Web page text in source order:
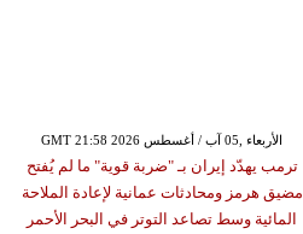
GMT 21:58 2026 الأربعاء ,05 آب / أغسطس
ترمب يهدّد إيران بـ "ضربة قوية" ما لم يُفتح
مضيق هرمز ومحادثات عمانية لإعادة الملاحة
المائية وسط تصاعد التوتر في البحر الأحمر